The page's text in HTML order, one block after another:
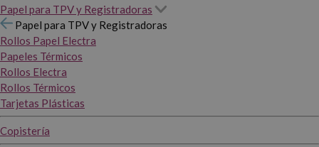
Papel para TPV y Registradoras
Papel para TPV y Registradoras
Rollos Papel Electra
Papeles Térmicos
Rollos Electra
Rollos Térmicos
Tarjetas Plásticas
Copistería